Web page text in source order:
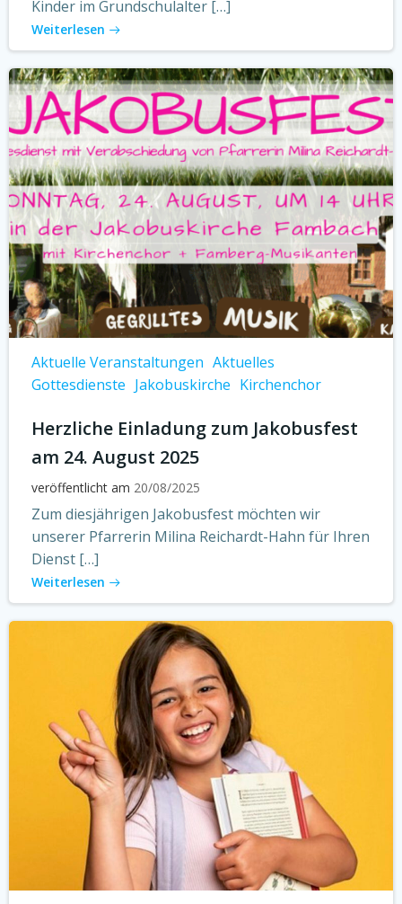
Kinder im Grundschulalter […]
Weiterlesen
Aktuelle Veranstaltungen Aktuelles
Gottesdienste Jakobuskirche Kirchenchor
Herzliche Einladung zum Jakobusfest
am 24. August 2025
veröffentlicht am 20/08/2025
Zum diesjährigen Jakobusfest möchten wir
unserer Pfarrerin Milina Reichardt-Hahn für Ihren
Dienst […]
Weiterlesen